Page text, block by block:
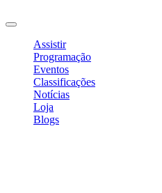
Assistir
Programação
Eventos
Classificações
Notícias
Loja
Blogs